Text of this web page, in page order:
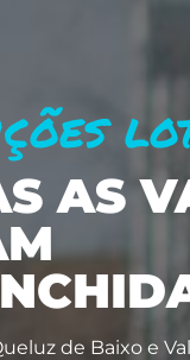
AS
de Baixo e